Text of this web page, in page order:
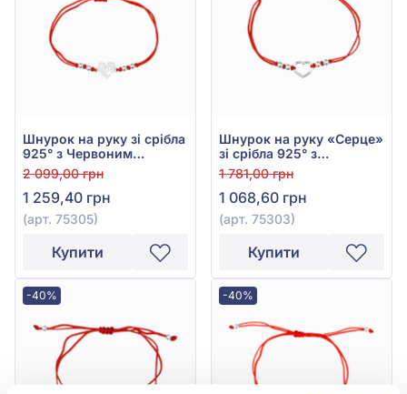
Шнурок на руку зі срібла
925° з Червоним
Текстилем, арт. 75305
2 099,00 грн
1 259,40 грн
(арт. 75305)
Купити
Шнурок на руку «Серце»
зі срібла 925° з
Червоним Текстилем,
арт. 75303
1 781,00 грн
1 068,60 грн
(арт. 75303)
Купити
-40% -40%